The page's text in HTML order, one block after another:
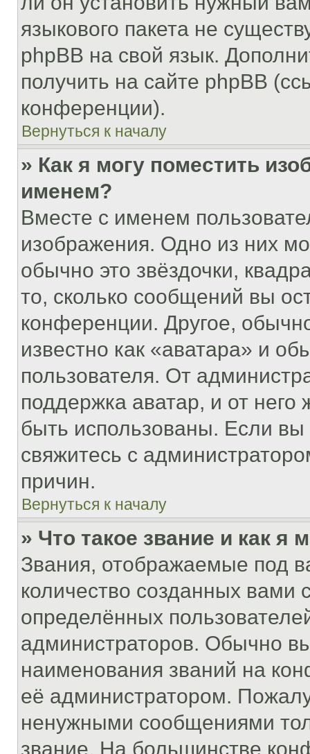
языкового пакета не
phpBB на свой язык.
получить на сайте phpBB
конференции).
Вернуться к началу
» Как я могу поместить
именем?
Вместе с именем
изображения. Одно из них
обычно это звёздочки,
то, сколько сообщений вы
конференции. Другое,
известно как «аватара» и
пользователя. От
поддержка аватар, и от него
быть использованы. Если
свяжитесь с
причин.
Вернуться к началу
» Что такое звание и как я
Звания, отображаемые под
количество созданных
определённых
администраторов. Обычно
наименования званий на
её администратором.
ненужными сообщениями
звание. На большинстве